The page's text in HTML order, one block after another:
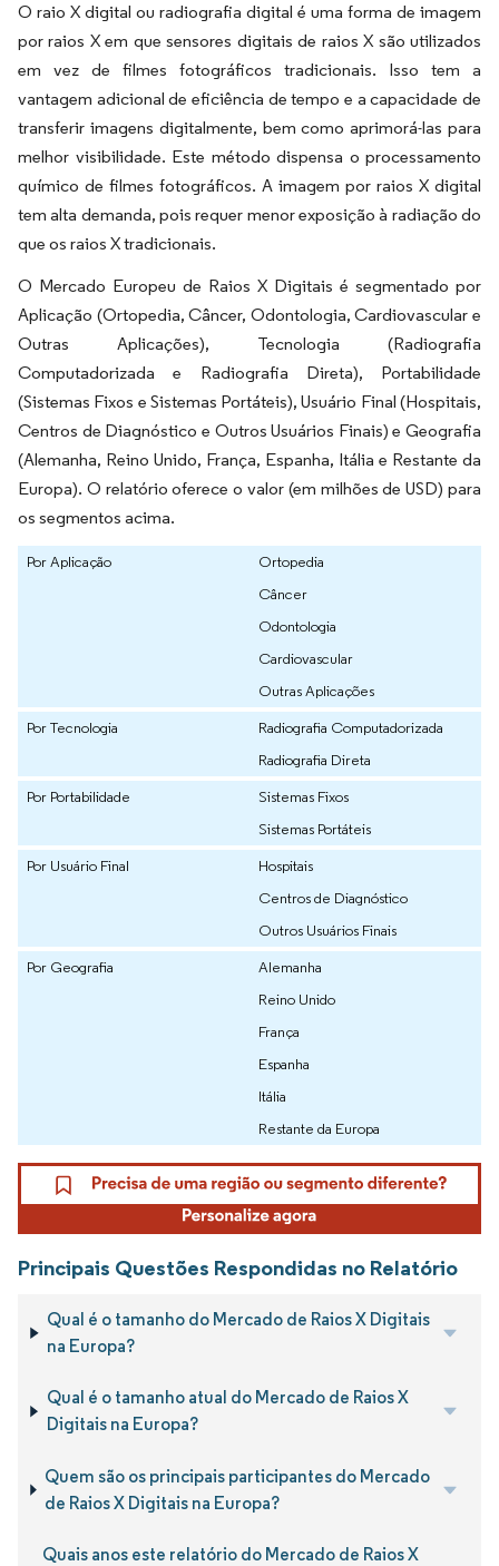
O raio X digital ou radiografia digital é uma forma de imagem
por raios X em que sensores digitais de raios X são utilizados
em vez de filmes fotográficos tradicionais. Isso tem a
vantagem adicional de eficiência de tempo e a capacidade de
transferir imagens digitalmente, bem como aprimorá-las para
melhor visibilidade. Este método dispensa o processamento
químico de filmes fotográficos. A imagem por raios X digital
tem alta demanda, pois requer menor exposição à radiação do
que os raios X tradicionais.
O Mercado Europeu de Raios X Digitais é segmentado por
Aplicação (Ortopedia, Câncer, Odontologia, Cardiovascular e
Outras Aplicações), Tecnologia (Radiografia
Computadorizada e Radiografia Direta), Portabilidade
(Sistemas Fixos e Sistemas Portáteis), Usuário Final (Hospitais,
Centros de Diagnóstico e Outros Usuários Finais) e Geografia
(Alemanha, Reino Unido, França, Espanha, Itália e Restante da
Europa). O relatório oferece o valor (em milhões de USD) para
os segmentos acima.
Por Aplicação
Ortopedia
Câncer
Odontologia
Cardiovascular
Outras Aplicações
Por Tecnologia
Radiografia Computadorizada
Radiografia Direta
Por Portabilidade
Sistemas Fixos
Sistemas Portáteis
Por Usuário Final
Hospitais
Centros de Diagnóstico
Outros Usuários Finais
Por Geografia
Alemanha
Reino Unido
França
Espanha
Itália
Restante da Europa
Principais Questões Respondidas no Relatório
Qual é o tamanho do Mercado de Raios X Digitais
na Europa?
Qual é o tamanho atual do Mercado de Raios X
Digitais na Europa?
Quem são os principais participantes do Mercado
de Raios X Digitais na Europa?
Quais anos este relatório do Mercado de Raios X